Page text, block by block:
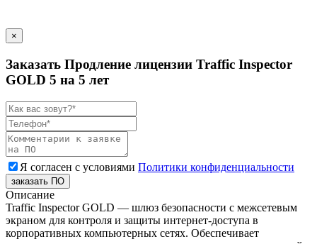
×
Заказать Продление лицензии Traffic Inspector
GOLD 5 на 5 лет
Я согласен с условиями Политики конфиденциальности
заказать ПО
Описание
Traffic Inspector GOLD — шлюз безопасности с межсетевым
экраном для контроля и защиты интернет-доступа в
корпоративных компьютерных сетях. Обеспечивает